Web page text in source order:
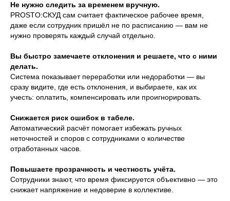
Не нужно следить за временем вручную.
PROSTO:СКУД сам считает фактическое рабочее время,
даже если сотрудник пришёл не по расписанию — вам не
нужно проверять каждый случай отдельно.
Вы быстро замечаете отклонения и решаете, что с ними
делать.
Система показывает переработки или недоработки — вы
сразу видите, где есть отклонения, и выбираете, как их
учесть: оплатить, компенсировать или проигнорировать.
Снижается риск ошибок в табеле.
Автоматический расчёт помогает избежать ручных
неточностей и споров с сотрудниками о количестве
отработанных часов.
Повышаете прозрачность и честность учёта.
Сотрудники знают, что время фиксируется объективно — это
снижает напряжение и недоверие в коллективе.